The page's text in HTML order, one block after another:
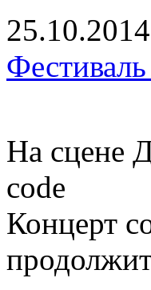
25.10.2014
На сцене
code
Концерт